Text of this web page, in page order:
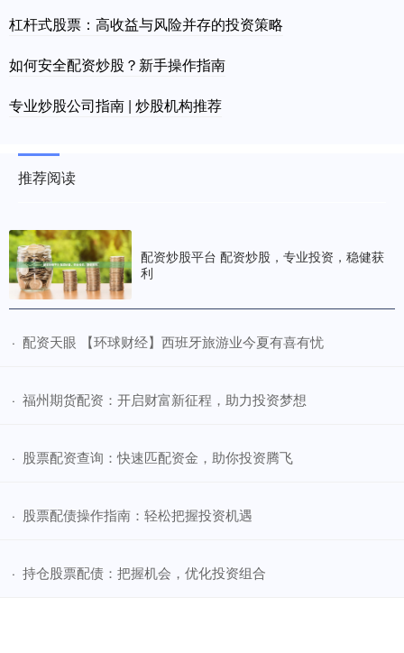
杠杆式股票：高收益与风险并存的投资策略
如何安全配资炒股？新手操作指南
专业炒股公司指南 | 炒股机构推荐
推荐阅读
配资炒股平台 配资炒股，专业投资，稳健获
利
· ​配资天眼 【环球财经】西班牙旅游业今夏有喜有忧
· ​福州期货配资：开启财富新征程，助力投资梦想
· ​股票配资查询：快速匹配资金，助你投资腾飞
· ​股票配债操作指南：轻松把握投资机遇
· ​持仓股票配债：把握机会，优化投资组合